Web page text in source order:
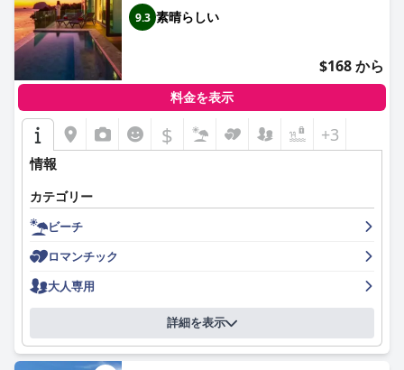
9.3 素晴らしい
$168 から
料金を表示
$ +3
情報
カテゴリー
ビーチ
ロマンチック
大人専用
詳細を表示